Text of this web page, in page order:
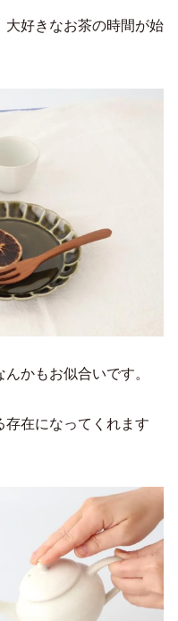
大好きなお茶の時間が始
かもお似合いです。
存在になってくれます